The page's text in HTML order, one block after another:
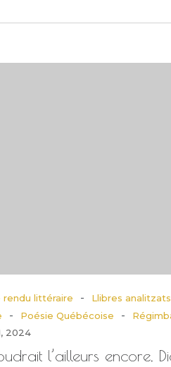
rendu littéraire - Llibres analitzats
- Poésie Québécoise -
2024
l’ailleurs encore,